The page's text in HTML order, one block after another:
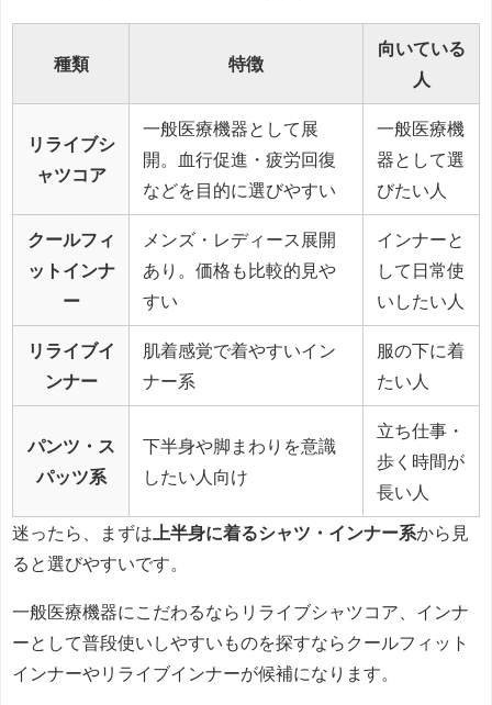
種類 特徴
向いている
人
リライブシ
ャツコア
一般医療機器として展
開。血行促進・疲労回復
などを目的に選びやすい
一般医療機
器として選
びたい人
クールフィ
ットインナ
ー
メンズ・レディース展開
あり。価格も比較的見や
すい
インナーと
して日常使
いしたい人
リライブイ
ンナー
肌着感覚で着やすいイン
ナー系
服の下に着
たい人
パンツ・ス
パッツ系
下半身や脚まわりを意識
したい人向け
立ち仕事・
歩く時間が
長い人
迷ったら、まずは 上半身に着るシャツ・インナー系から見
ると選びやすいです。
一般医療機器にこだわるならリライブシャツコア、インナ
ーとして普段使いしやすいものを探すならクールフィット
インナーやリライブインナーが候補になります。